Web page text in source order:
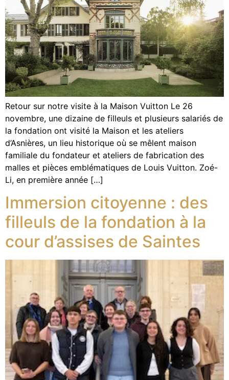
Retour sur notre visite à la Maison Vuitton Le 26
novembre, une dizaine de filleuls et plusieurs salariés de
la fondation ont visité la Maison et les ateliers
d’Asnières, un lieu historique où se mêlent maison
familiale du fondateur et ateliers de fabrication des
malles et pièces emblématiques de Louis Vuitton. Zoé-
Li, en première année […]
Immersion citoyenne : des
filleuls de la fondation à la
cour d’assises de Saintes